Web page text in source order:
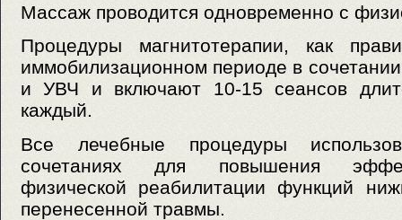
Массаж проводится одновременно с
Процедуры магнитотерапии, как
иммобилизационном периоде в
и УВЧ и включают 10-15 сеансов
каждый.
Все лечебные процедуры
сочетаниях для повышения
физической реабилитации функций
перенесенной травмы.